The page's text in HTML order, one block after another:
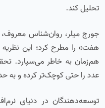
تحلیل کند.
هم‌زمان به خاطر می‌سپارد.
عدد را حتی کوچک‌تر کرده و به حدود ۴ عدد
توسعه‌دهندگان در دنیای